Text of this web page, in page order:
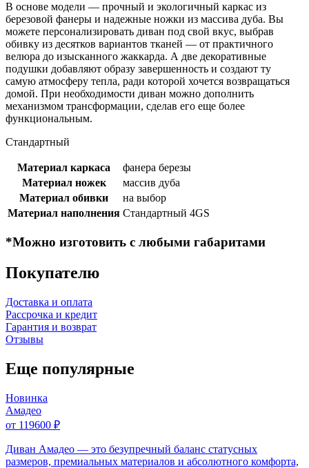
В основе модели — прочный и экологичный каркас из
березовой фанеры и надежные ножки из массива дуба. Вы
можете персонализировать диван под свой вкус, выбрав
обивку из десятков вариантов тканей — от практичного
велюра до изысканного жаккарда. А две декоративные
подушки добавляют образу завершенность и создают ту
самую атмосферу тепла, ради которой хочется возвращаться
домой. При необходимости диван можно дополнить
механизмом трансформации, сделав его еще более
функциональным.
Стандартный
Материал каркаса
фанера березы
Материал ножек
массив дуба
Материал обивки
на выбор
Материал наполнения Стандартный 4GS
*Можно изготовить с любыми габаритами
Покупателю
Доставка и оплата
Рассрочка и кредит
Гарантия и возврат
Отзывы
Еще популярные
Новинка
Амадео
от 119600 ₽
Диван Амадео — это безупречный баланс статусных
размеров, премиальных материалов и абсолютного комфорта,